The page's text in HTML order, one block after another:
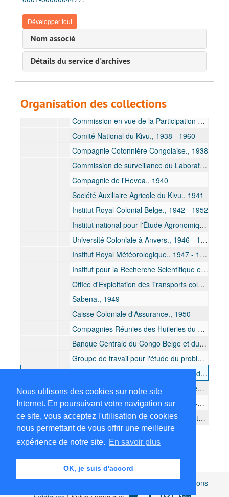
Nous utilisons des cookies sur notre site
Internet. En poursuivant votre navigation sur
ce site, vous acceptez l'utilisation de cookies
nous permettant de vous offrir une meilleure
expérience de notre site. En savoir plus
OK, je suis d'accord
Développer tout
Nom associé
Détails du service d'archives
Organisation des collections
Fonds Vanden Abeele, Marcel
A. Armée belge
B. Congo Belge
C. Ministère des colonies / Ministère des Affaires Africaine / Ministère des Affaires Étrangères
I. Ministère des colonies / Ministère des affaires Africaines
Documents concernant les mandats comme représentant du ministère des colonies dans diverses Compagnies et institutions.
Commission en vue de la Participation du Congo Belge à l'Exposition Internationale de New York en 1939., 1938
Comité National du Kivu., 1938 - 1960
Compagnie Cotonnière Congolaise., 1938
Commission de surveillance du Laboratoire de recherches chimiques et onialogiques du Congo belge., 1939
Compagnie de l'Hevea., 1940
Société Auxiliaire Agricole du Kivu., 1941
Institut Royal Colonial Belge., 1942 - 1952
Institut national pour l'Étude Agronomique du Congo Belge., 1944 - 1946
Université Coloniale à Anvers., 1946 - 1947
Institut Royal Météorologique., 1947 - 1964
Institut pour la Recherche Scientifique en Afrique Centrale., 1947 - 1949
Office d'Exploitation des Transports coloniaux., 1949
Sabena., 1949
Caisse Coloniale d'Assurance., 1950
Compagnies Réunies des Huileries du Congo Belge et Savonneries Lever Frères., bulk: 1952, 1958
Banque Centrale du Congo Belge et du Ruanda Urundi., 1955
Groupe de travail pour l'étude du problème politique au Ruanda-Urundi., 1959 - 1960
Documents concernant les mandats indépendants.
Institut Agronomique de l'État à Gembloux., bulk: 1936, 1946
Fondation Père Damien., bulk: 1949, 1963, 1975, 1979
Fonds Reine Elisabeth pour l'Assistance Médicale aux Indigène du Congo Belge, 1956
Académie royale des Sciences d'Outre-mer, bulk: 1960, 1970 , 1975.
Académie des Sciences d'Outre-mer à Paris., 1969
Amicale des anciens fonctionnaires et agents de l'Administration métropolitaine du Congo et du Rwanda-Burundi., bulk: 1972, 1979
Mentions